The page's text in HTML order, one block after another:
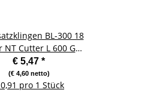
BL-300 18
Cutter L 600 GRP
- 6 Stück
€ 5,47 *
(€ 4,60 netto)
pro 1 Stück